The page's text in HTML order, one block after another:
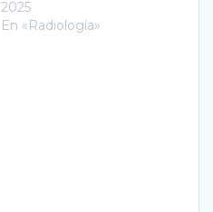
2025
En «Radiología»